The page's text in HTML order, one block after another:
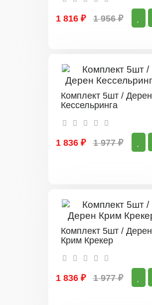
1 816 ₽ 1 956 ₽
Комплект 5шт / Дерен
Кессельринга
1 836 ₽ 1 977 ₽
Комплект 5шт / Дерен
Крим Крекер
1 836 ₽ 1 977 ₽